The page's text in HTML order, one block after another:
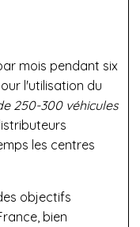
mois pendant six
l'utilisation du
250-300 véhicules
les centres
objectifs
bien